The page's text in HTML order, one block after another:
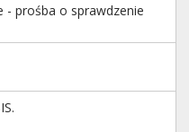
- prośba o sprawdzenie